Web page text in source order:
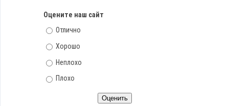
Оцените наш сайт
Отлично
Хорошо
Неплохо
Плохо